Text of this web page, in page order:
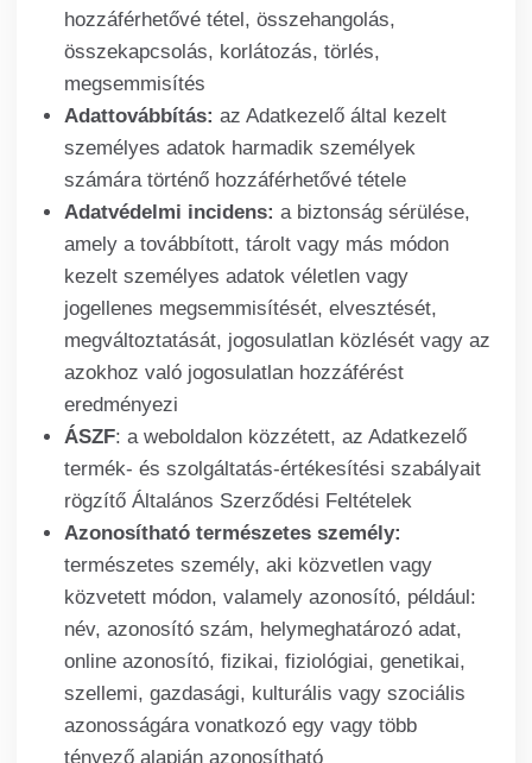
hozzáférhetővé tétel, összehangolás,
összekapcsolás, korlátozás, törlés,
megsemmisítés
Adattovábbítás: az Adatkezelő által kezelt
személyes adatok harmadik személyek
számára történő hozzáférhetővé tétele
Adatvédelmi incidens: a biztonság sérülése,
amely a továbbított, tárolt vagy más módon
kezelt személyes adatok véletlen vagy
jogellenes megsemmisítését, elvesztését,
megváltoztatását, jogosulatlan közlését vagy az
azokhoz való jogosulatlan hozzáférést
eredményezi
ÁSZF: a weboldalon közzétett, az Adatkezelő
termék- és szolgáltatás-értékesítési szabályait
rögzítő Általános Szerződési Feltételek
Azonosítható természetes személy:
természetes személy, aki közvetlen vagy
közvetett módon, valamely azonosító, például:
név, azonosító szám, helymeghatározó adat,
online azonosító, fizikai, fiziológiai, genetikai,
szellemi, gazdasági, kulturális vagy szociális
azonosságára vonatkozó egy vagy több
tényező alapján azonosítható